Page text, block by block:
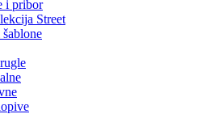
i pribor
Street